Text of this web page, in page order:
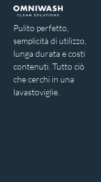
Pulito perfetto,
semplicità di utilizzo,
lunga durata e costi
contenuti. Tutto ciò
che cerchi in una
lavastoviglie.